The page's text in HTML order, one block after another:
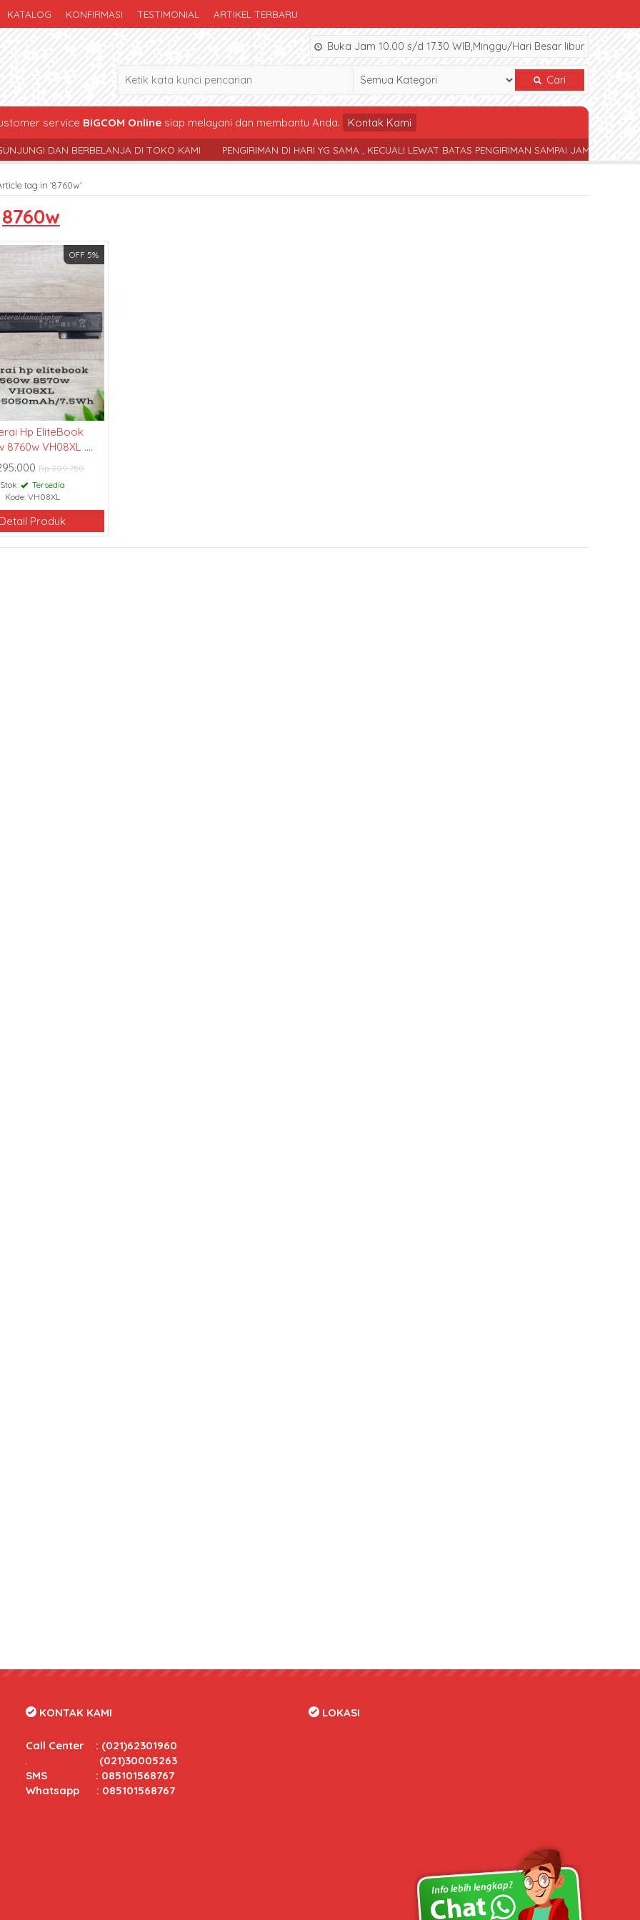
KATALOG KONFIRMASI TESTIMONIAL ARTIKEL TERBARU
Buka Jam 10.00 s/d 17.30 WIB,Minggu/Hari Besar libur
Cari
service BIGCOM Onlinesiap melayani dan membantu Anda. Kontak Kami
DAN BERBELANJA DI TOKO KAMI PENGIRIMAN DI HARI YG SAMA , KECUALI LEWAT BATAS PENGIRIMAN SAMPAI JAM 17.30 WIB
tag in '8760w'
8760w
OFF 5%
Hp EliteBook
8760w VH08XL ....
Rp 309.750
Stok:
Tersedia
Kode: VH08XL
Detail Produk
. (021)30005263
SMS : 085101568767
Whatsapp : 085101568767
Copyright © 2020 bateraidanadaptor.com - All rights reserved.